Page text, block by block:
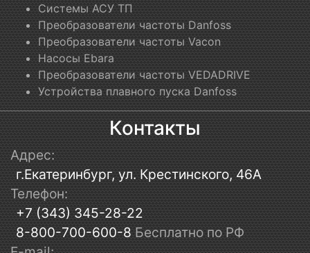
Системы АСУ ТП
Преобразователи частоты Danfoss
Преобразователи частоты Vacon
Насосы Ebara
Преобразователи частоты VEDADRIVE
Устройства плавного пуска Danfoss
Контакты
Адрес:
г.Екатеринбург, ул. Крестинского, 46А
Телефон:
+7 (343) 345-28-22
8-800-700-600-8 Бесплатно по РФ